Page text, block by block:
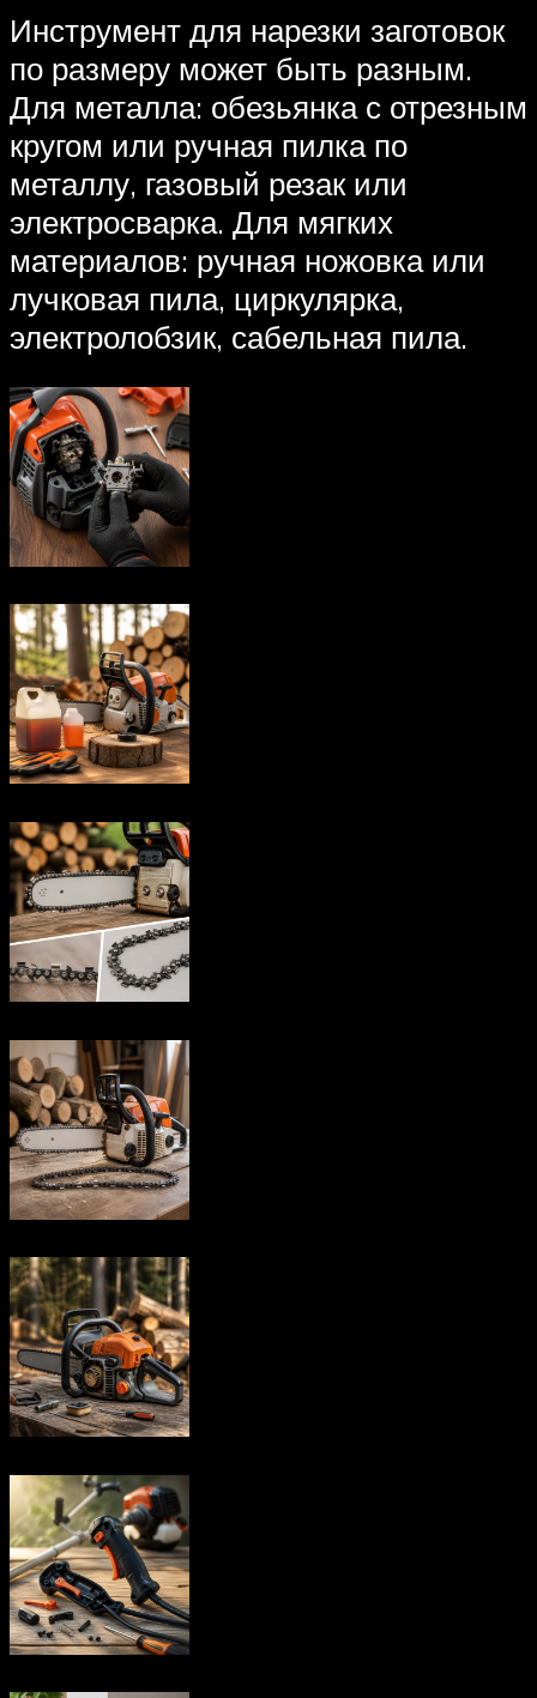
Инструмент для нарезки заготовок
по размеру может быть разным.
Для металла: обезьянка с отрезным
кругом или ручная пилка по
металлу, газовый резак или
электросварка. Для мягких
материалов: ручная ножовка или
лучковая пила, циркулярка,
электролобзик, сабельная пила.